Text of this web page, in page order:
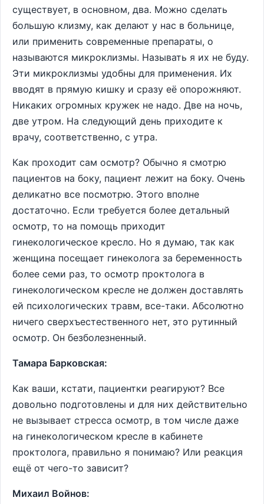
существует, в основном, два. Можно сделать
большую клизму, как делают у нас в больнице,
или применить современные препараты, о
называются микроклизмы. Называть я их не буду.
Эти микроклизмы удобны для применения. Их
вводят в прямую кишку и сразу её опорожняют.
Никаких огромных кружек не надо. Две на ночь,
две утром. На следующий день приходите к
врачу, соответственно, с утра.
Как проходит сам осмотр? Обычно я смотрю
пациентов на боку, пациент лежит на боку. Очень
деликатно все посмотрю. Этого вполне
достаточно. Если требуется более детальный
осмотр, то на помощь приходит
гинекологическое кресло. Но я думаю, так как
женщина посещает гинеколога за беременность
более семи раз, то осмотр проктолога в
гинекологическом кресле не должен доставлять
ей психологических травм, все-таки. Абсолютно
ничего сверхъестественного нет, это рутинный
осмотр. Он безболезненный.
Тамара Барковская:
Как ваши, кстати, пациентки реагируют? Все
довольно подготовлены и для них действительно
не вызывает стресса осмотр, в том числе даже
на гинекологическом кресле в кабинете
проктолога, правильно я понимаю? Или реакция
ещё от чего-то зависит?
Михаил Войнов: